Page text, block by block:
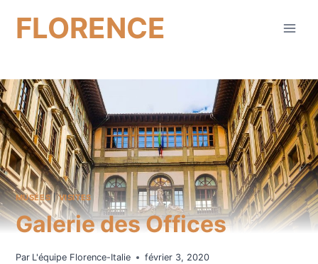
FLORENCE
MUSÉES|VISITES
Galerie des Offices
Par L'équipe Florence-Italie février 3, 2020